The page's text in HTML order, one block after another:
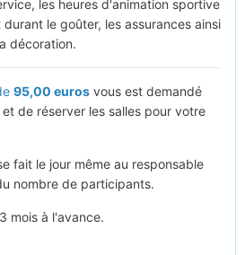
les heures d'animation sportive
le goûter, les assurances ainsi
décoration.
95,00 euros vous est demandé
de réserver les salles pour votre
fait le jour même au responsable
nombre de participants.
mois à l'avance.